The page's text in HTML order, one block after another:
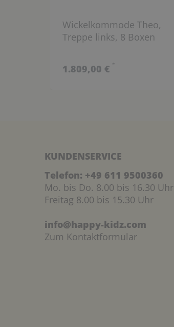
Wickelkommode Theo,
Treppe links, 8 Boxen
1.809,00 € *
KUNDENSERVICE
Telefon: +49 611 9500360
Mo. bis Do. 8.00 bis 16.30 Uhr
Freitag 8.00 bis 15.30 Uhr
info@happy-kidz.com
Zum Kontaktformular